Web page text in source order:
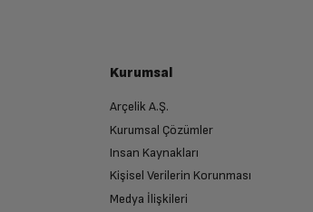
Kurumsal
Arçelik A.Ş.
Kurumsal Çözümler
Insan Kaynakları
Kişisel Verilerin Korunması
Medya İlişkileri